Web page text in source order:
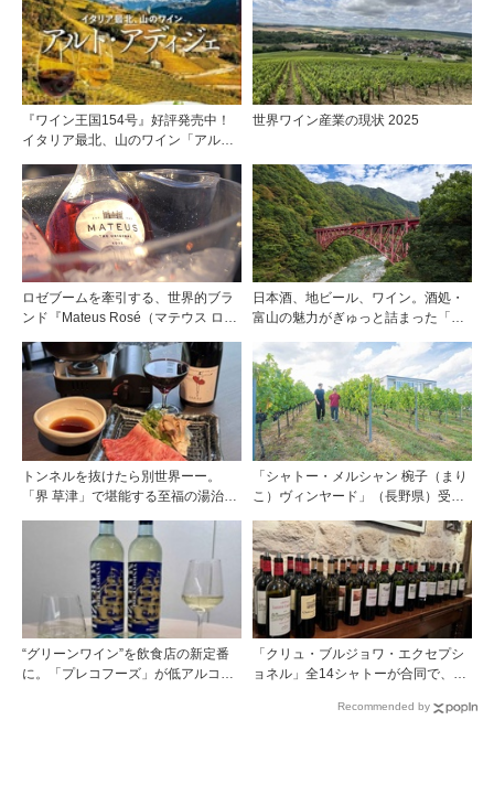
『ワイン王国154号』好評発売中！
イタリア最北、山のワイン「アル
エが偏愛するシャンパーニュ」第二
特集「この夏の主役！ ナチュラルな
ロゼワイン」
世界ワイン産業の現状 2025
ロゼブームを牽引する、世界的ブラ
ンド『Mateus Rosé（マテウス ロ
日本酒、地ビール、ワイン。酒処・
富山の魅力がぎゅっと詰まった「黒
トンネルを抜けたら別世界ーー。
「界 草津」で堪能する至福の湯治と
「シャトー・メルシャン 椀子（まり
こ）ヴィンヤード」（長野県）受け
の魅力
“グリーンワイン”を飲食店の新定番
に。「プレコフーズ」が低アルコー
「クリュ・ブルジョワ・エクセプシ
ョネル」全14シャトーが合同で、ジ
Recommended by